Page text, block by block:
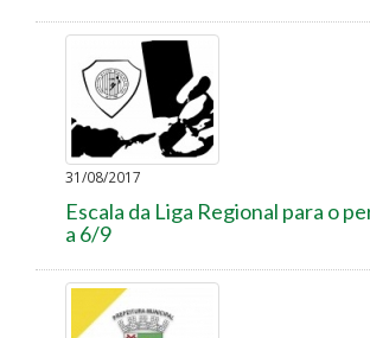
31/08/2017
Escala da Liga Regional para o
a 6/9